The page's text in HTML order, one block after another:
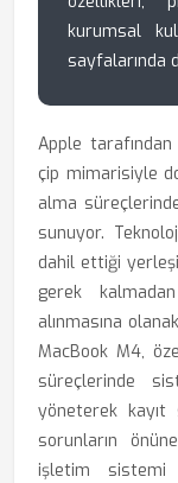
kurumsal
sayfalarında
Apple
çip mimarisiyle
alma
sunuyor.
dahil ettiği
gerek
alınmasına
MacBook M4,
süreçlerinde
yöneterek kayıt
sorunların
işletim sistemi